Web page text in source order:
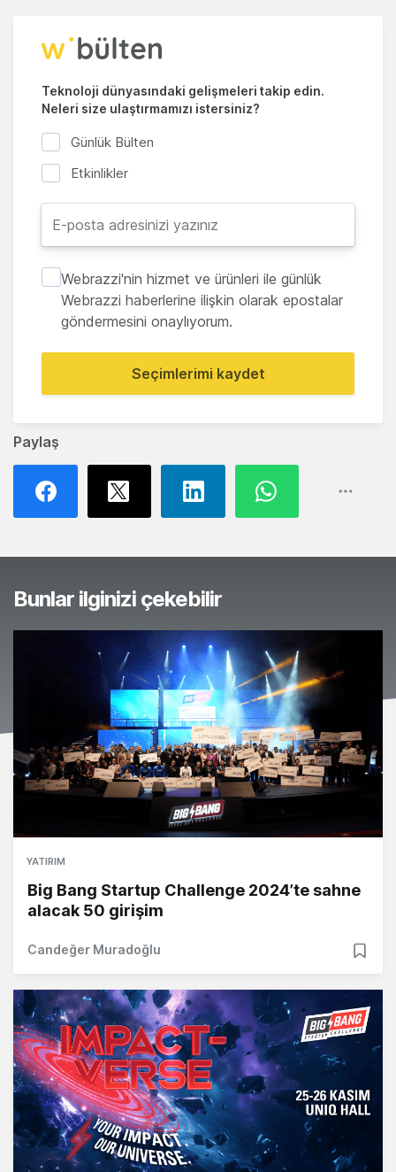
Paylaş
Teknoloji dünyasındaki gelişmeleri takip edin.
Neleri size ulaştırmamızı istersiniz?
Günlük Bülten
Etkinlikler
Webrazzi'nin hizmet ve ürünleri ile günlük
Webrazzi haberlerine ilişkin olarak epostalar
göndermesini onaylıyorum.
Seçimlerimi kaydet
Bunlar ilginizi çekebilir
YATIRIM
Big Bang Startup Challenge 2024’te sahne
alacak 50 girişim
Candeğer Muradoğlu